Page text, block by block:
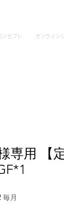
ンセプト オンライン
専用 【
価
毎月